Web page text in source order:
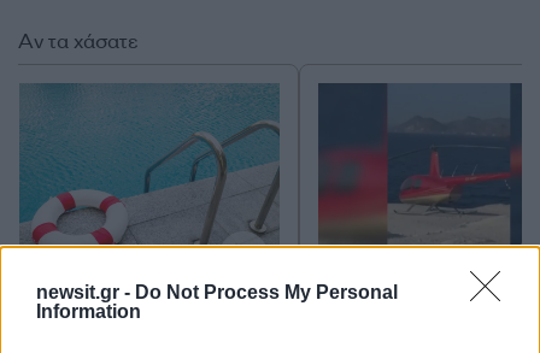
newsit.gr - Do Not Process My Personal
Information
Αν τα χάσατε
Οι πρώτες δηλώσεις του
ιδιοκτήτη της πισίνας στην
Παράταση για να